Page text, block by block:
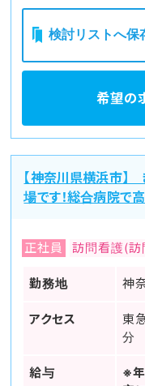
検討リストへ保
希望の
【神奈川県横浜市
場です！総合病院で
正社員 訪問看護(訪
勤務地 神
アクセス
東
分
給与
※